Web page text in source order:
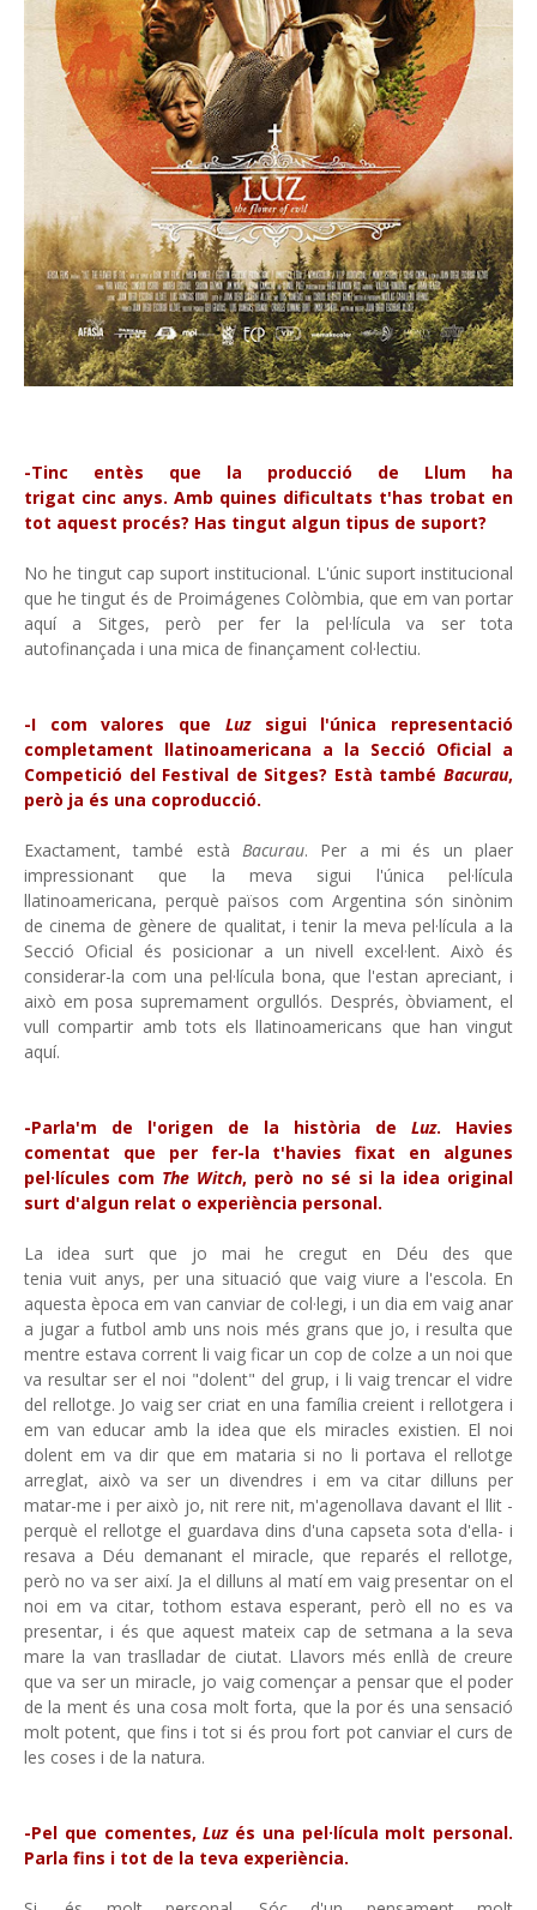
-Tinc entès que la producció de Llum ha
trigat cinc anys. Amb quines dificultats t'has trobat en
tot aquest procés? Has tingut algun tipus de suport?
No he tingut cap suport institucional. L'únic suport institucional
que he tingut és de Proimágenes Colòmbia, que em van portar
aquí a Sitges, però per fer la pel·lícula va ser tota
autofinançada i una mica de finançament col·lectiu.
-I com valores que Luz sigui l'única representació
completament llatinoamericana a la Secció Oficial a
Competició del Festival de Sitges? Està també Bacurau,
però ja és una coproducció.
Exactament, també està Bacurau. Per a mi és un plaer
impressionant que la meva sigui l'única pel·lícula
llatinoamericana, perquè països com Argentina són sinònim
de cinema de gènere de qualitat, i tenir la meva pel·lícula a la
Secció Oficial és posicionar a un nivell excel·lent. Això és
considerar-la com una pel·lícula bona, que l'estan apreciant, i
això em posa supremament orgullós. Després, òbviament, el
vull compartir amb tots els llatinoamericans que han vingut
aquí.
-Parla'm de l'origen de la història de Luz. Havies
comentat que per fer-la t'havies fixat en algunes
pel·lícules com The Witch, però no sé si la idea original
surt d'algun relat o experiència personal.
La idea surt que jo mai he cregut en Déu des que
tenia vuit anys, per una situació que vaig viure a l'escola. En
aquesta època em van canviar de col·legi, i un dia em vaig anar
a jugar a futbol amb uns nois més grans que jo, i resulta que
mentre estava corrent li vaig ficar un cop de colze a un noi que
va resultar ser el noi "dolent" del grup, i li vaig trencar el vidre
del rellotge. Jo vaig ser criat en una família creient i rellotgera i
em van educar amb la idea que els miracles existien. El noi
dolent em va dir que em mataria si no li portava el rellotge
arreglat, això va ser un divendres i em va citar dilluns per
matar-me i per això jo, nit rere nit, m'agenollava davant el llit -
perquè el rellotge el guardava dins d'una capseta sota d'ella- i
resava a Déu demanant el miracle, que reparés el rellotge,
però no va ser així. Ja el dilluns al matí em vaig presentar on el
noi em va citar, tothom estava esperant, però ell no es va
presentar, i és que aquest mateix cap de setmana a la seva
mare la van traslladar de ciutat. Llavors més enllà de creure
que va ser un miracle, jo vaig començar a pensar que el poder
de la ment és una cosa molt forta, que la por és una sensació
molt potent, que fins i tot si és prou fort pot canviar el curs de
les coses i de la natura.
-Pel que comentes,Luz és una pel·lícula molt personal.
Parla fins i tot de la teva experiència.